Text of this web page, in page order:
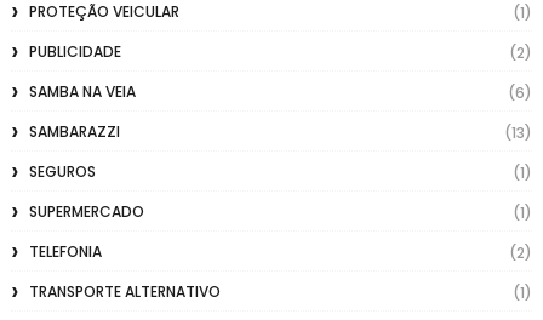
PROTEÇÃO VEICULAR
(1)
PUBLICIDADE
(2)
SAMBA NA VEIA
(6)
SAMBARAZZI
(13)
SEGUROS
(1)
SUPERMERCADO
(1)
TELEFONIA
(2)
TRANSPORTE ALTERNATIVO
(1)